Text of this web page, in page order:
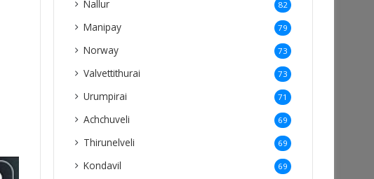
Nallur 82
Manipay 79
Norway 73
Valvettithurai 73
Urumpirai 71
Achchuveli 69
Thirunelveli 69
Kondavil 69